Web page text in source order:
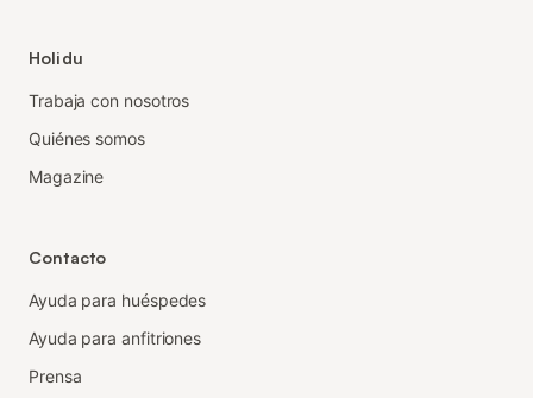
Holidu
Trabaja con nosotros
Quiénes somos
Magazine
Contacto
Ayuda para huéspedes
Ayuda para anfitriones
Prensa